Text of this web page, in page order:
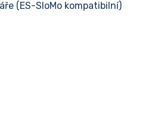
(ES-SloMo kompatibilní)